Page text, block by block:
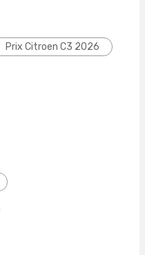
Prix Citroen C3 2026